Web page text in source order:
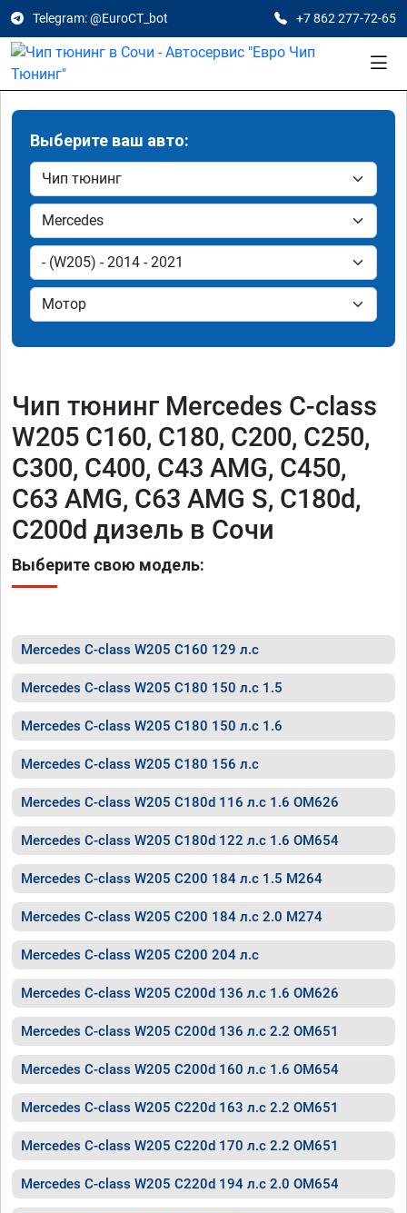
Telegram: @EuroCT_bot +7 862 277-72-65
Выберите ваш авто:
Чип тюнинг Mercedes C-class
W205 C160, C180, C200, C250,
C300, C400, C43 AMG, C450,
C63 AMG, C63 AMG S, C180d,
C200d дизель в Сочи
Выберите свою модель:
Mercedes C-class W205 C160 129 л.с
Mercedes C-class W205 C180 150 л.с 1.5
Mercedes C-class W205 C180 150 л.с 1.6
Mercedes C-class W205 C180 156 л.с
Mercedes C-class W205 C180d 116 л.с 1.6 OM626
Mercedes C-class W205 C180d 122 л.с 1.6 OM654
Mercedes C-class W205 C200 184 л.с 1.5 M264
Mercedes C-class W205 C200 184 л.с 2.0 M274
Mercedes C-class W205 C200 204 л.с
Mercedes C-class W205 C200d 136 л.с 1.6 OM626
Mercedes C-class W205 C200d 136 л.с 2.2 OM651
Mercedes C-class W205 C200d 160 л.с 1.6 OM654
Mercedes C-class W205 C220d 163 л.с 2.2 OM651
Mercedes C-class W205 C220d 170 л.с 2.2 OM651
Mercedes C-class W205 C220d 194 л.с 2.0 OM654